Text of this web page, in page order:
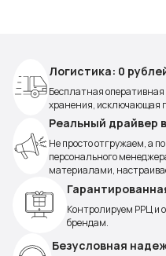
Логистика: 0
Бесплатная оперативная
хранения, исключающая
Реальный драйвер
Не просто отгружаем, а
персонального
материалами,
Контролируем РРЦ и
брендам.
Безусловная